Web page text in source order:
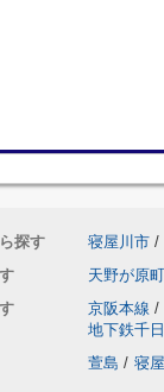
探す 寝屋川市 /
天野が原町
京阪本線 /
地下鉄千
萱島 / 寝